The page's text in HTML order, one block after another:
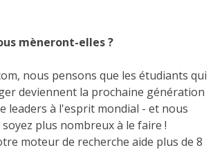
mèneront-elles ?
nous pensons que les étudiants qui
deviennent la prochaine génération
leaders à l'esprit mondial - et nous
plus nombreux à le faire !
moteur de recherche aide plus de 8